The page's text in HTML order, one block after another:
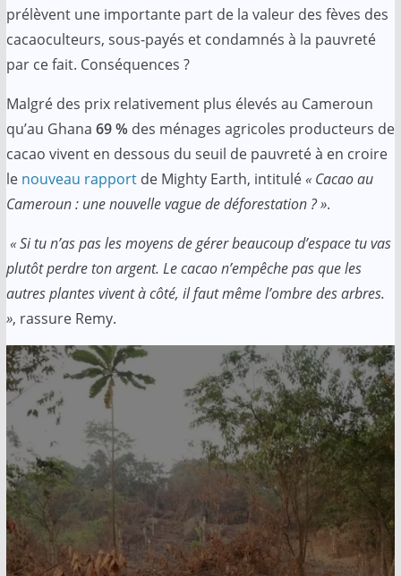
prélèvent une importante part de la valeur des fèves des
cacaoculteurs, sous-payés et condamnés à la pauvreté
par ce fait. Conséquences ?
Malgré des prix relativement plus élevés au Cameroun
qu’au Ghana 69 % des ménages agricoles producteurs de
cacao vivent en dessous du seuil de pauvreté à en croire
le nouveau rapport de Mighty Earth, intitulé« Cacao au
Cameroun : une nouvelle vague de déforestation ? ».
« Si tu n’as pas les moyens de gérer beaucoup d’espace tu vas
plutôt perdre ton argent. Le cacao n’empêche pas que les
autres plantes vivent à côté, il faut même l’ombre des arbres.
», rassure Remy.